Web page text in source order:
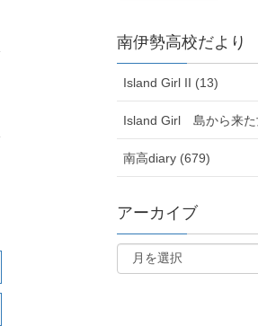
南伊勢高校だより
Island Girl II (13)
Island Girl 島から来た
南高diary (679)
アーカイブ